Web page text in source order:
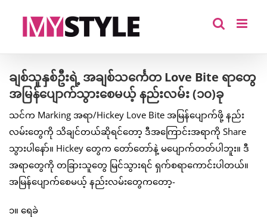
ချစ်သူနှစ်ဦးရဲ့ အချစ်သင်္ကေတ Love Bite ရာတွေ
အမြန်ပျောက်သွားစေမယ့် နည်းလမ်း (၁၀)ခု
သင်က Marking အရာ/Hickey Love Bite အမြန်ပျောက်ဖို့ နည်း
လမ်းတွေကို သိချင်တယ်ဆိုရင်တော့ ဒီအကြောင်းအရာကို Share
သွားပါနော်။ Hickey တွေက တော်တော်နဲ့ မပျောက်တတ်ပါဘူး။ ဒီ
အရာတွေကို တခြားသူတွေ မြင်သွားရင် ရှက်စရာကောင်းပါတယ်။
အမြန်ပျောက်စေမယ့် နည်းလမ်းတွေကတော့-
၁။ ရေခဲ